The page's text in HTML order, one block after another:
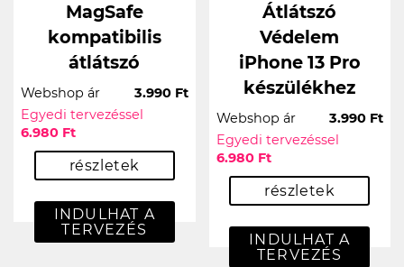
MagSafe
kompatibilis
átlátszó
Webshop ár
3.990 Ft
Egyedi tervezéssel
6.980 Ft
részletek
INDULHAT A
TERVEZÉS
Átlátszó
Védelem
iPhone 13 Pro
készülékhez
Webshop ár
3.990 Ft
Egyedi tervezéssel
6.980 Ft
részletek
INDULHAT A
TERVEZÉS